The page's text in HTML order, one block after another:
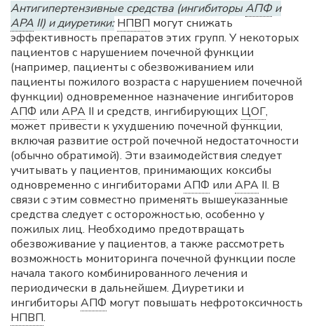
Антигипертензивные средства (ингибиторыАПФи
АРА II) и диуретики: НПВП могут снижать
эффективность препаратов этих групп. У некоторых
пациентов с нарушением почечной функции
(например, пациенты с обезвоживанием или
пациенты пожилого возраста с нарушением почечной
функции) одновременное назначение ингибиторов
АПФ или АРА II и средств, ингибирующих ЦОГ,
может привести к ухудшению почечной функции,
включая развитие острой почечной недостаточности
(обычно обратимой). Эти взаимодействия следует
учитывать у пациентов, принимающих коксибы
одновременно с ингибиторами АПФ или АРА II. В
связи с этим совместно применять вышеуказанные
средства следует с осторожностью, особенно у
пожилых лиц. Необходимо предотвращать
обезвоживание у пациентов, а также рассмотреть
возможность мониторинга почечной функции после
начала такого комбинированного лечения и
периодически в дальнейшем. Диуретики и
ингибиторы АПФ могут повышать нефротоксичность
НПВП.